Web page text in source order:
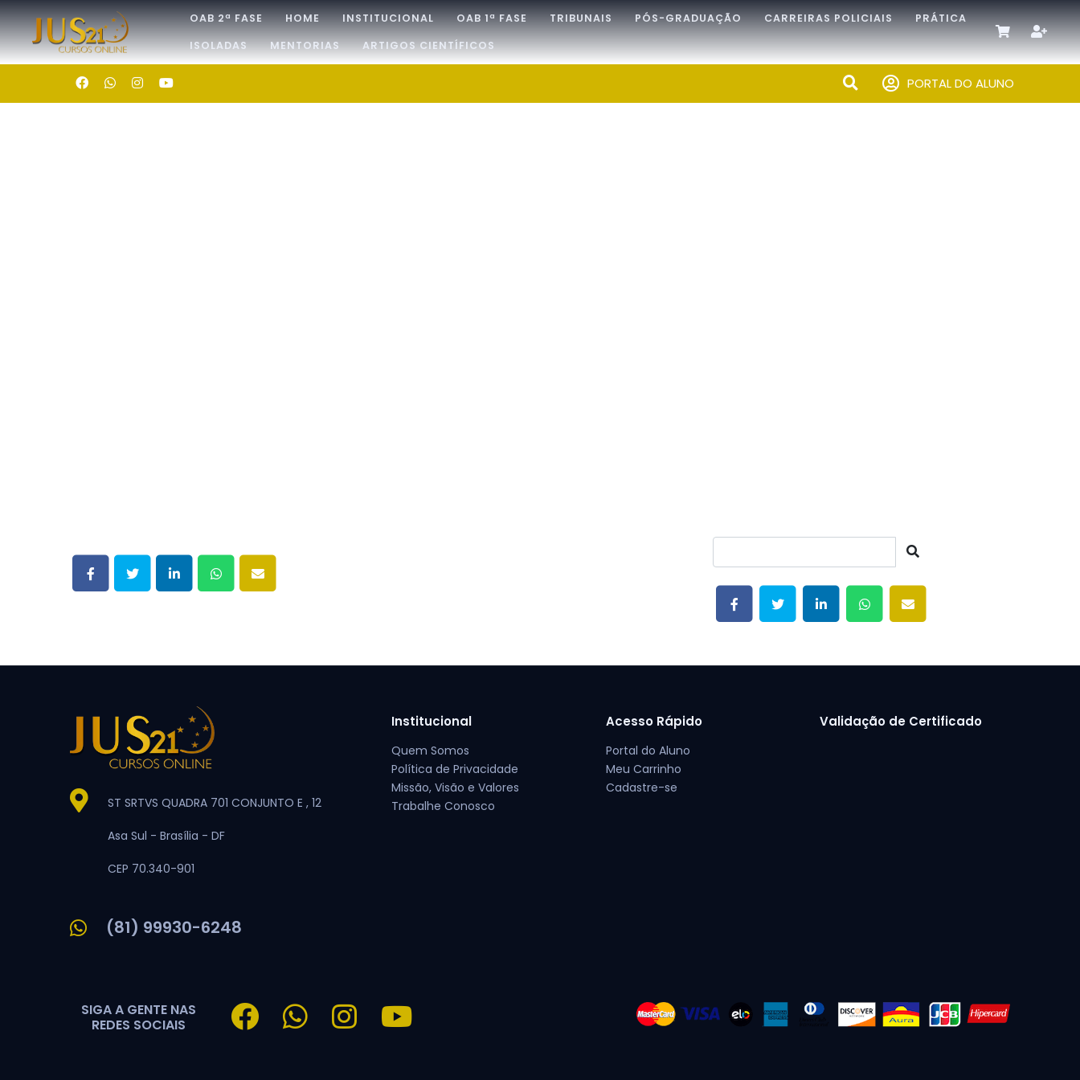
PORTAL DO ALUNO
OAB 2ª FASE HOME INSTITUCIONAL OAB 1ª FASE TRIBUNAIS PÓS-GRADUAÇÃO CARREIRAS POLICIAIS
PRÁTICA
ISOLADAS
MENTORIAS ARTIGOS CIENTÍFICOS
ST SRTVS QUADRA 701 CONJUNTO E , 12
Asa Sul - Brasília - DF
CEP 70.340-901
(81) 99930-6248
Institucional
Quem Somos
Política de Privacidade
Missão, Visão e Valores
Trabalhe Conosco
Acesso Rápido
Portal do Aluno
Meu Carrinho
Cadastre-se
Validação de Certificado
SIGA A GENTE NAS
REDES SOCIAIS